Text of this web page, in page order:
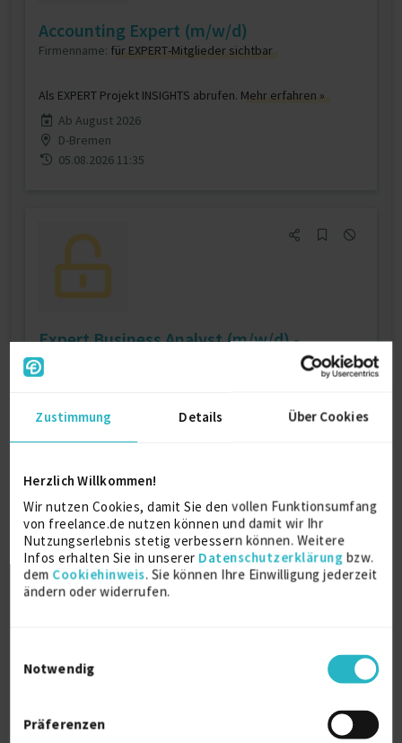
Zustimmung Details Über Cookies
Herzlich Willkommen!
Wir nutzen Cookies, damit Sie den vollen Funktionsumfang
von freelance.de nutzen können und damit wir Ihr
Nutzungserlebnis stetig verbessern können. Weitere
Infos erhalten Sie in unserer Datenschutzerklärung bzw.
dem Cookiehinweis. Sie können Ihre Einwilligung jederzeit
ändern oder widerrufen.
Notwendig
Präferenzen
Accounting Expert (m/w/d)
Firmenname: für EXPERT-Mitglieder sichtbar
Als EXPERT Projekt INSIGHTS abrufen. Mehr erfahren »
Ab August 2026
D-Bremen
05.08.2026 11:35
Expert Business Analyst (m/w/d) -
Financial Crime Compliance /...
Firmenname:
Als EXPERT Projekt INSIGHTS abrufen.
Mehr erfahren »
25.07.2026 09:20
Terminplaner MS Project (Anlagenbau)